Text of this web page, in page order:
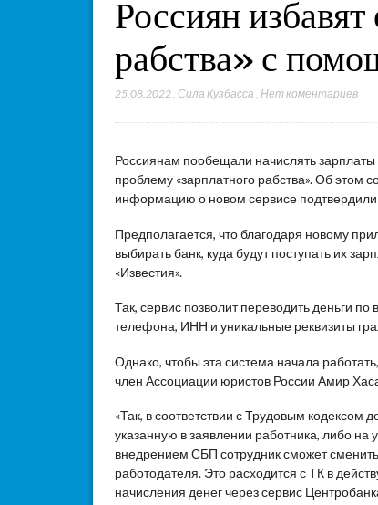
Россиян
рабства» с
25.08.2022 Сила Кузбасса ,Нет коментариев
Россиянам пообещали начислять
проблему «зарплатного рабства». Об этом
информацию о новом сервисе подтвердили
Предполагается, что благодаря новому
выбирать банк, куда будут поступать их
«Известия».
Так, сервис позволит переводить деньги
телефона, ИНН и уникальные реквизиты
Однако, чтобы эта система начала
член Ассоциации юристов России Амир
«Так, в соответствии с Трудовым кодексом
указанную в заявлении работника, либо на
внедрением СБП сотрудник сможет сменить
работодателя. Это расходится с ТК в
начисления денег через сервис